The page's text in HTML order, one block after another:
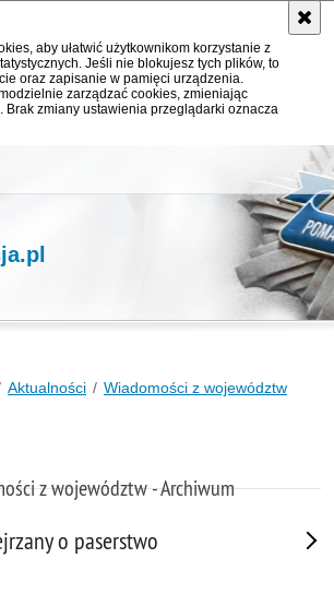
aby ułatwić użytkownikom korzystanie z
Jeśli nie blokujesz tych plików, to
oraz zapisanie w pamięci urządzenia.
zarządzać cookies, zmieniając
Brak zmiany ustawienia przeglądarki oznacza
Aktualności
Wiadomości z województw
z województw - Archiwum
o paserstwo